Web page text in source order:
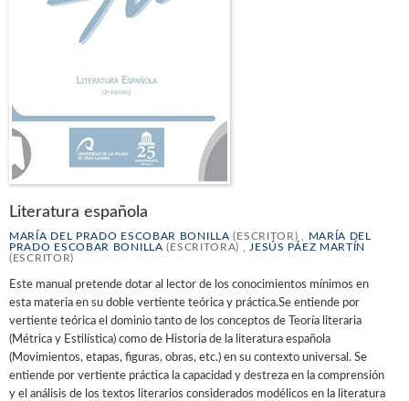
Literatura española
MARÍA DEL PRADO ESCOBAR BONILLA (ESCRITOR) ,
MARÍA DEL
PRADO ESCOBAR BONILLA (ESCRITORA) ,
JESÚS PÁEZ MARTÍN
(ESCRITOR)
Este manual pretende dotar al lector de los conocimientos mínimos en
esta materia en su doble vertiente teórica y práctica.Se entiende por
vertiente teórica el dominio tanto de los conceptos de Teoría literaria
(Métrica y Estilística) como de Historia de la literatura española
(Movimientos, etapas, figuras, obras, etc.) en su contexto universal. Se
entiende por vertiente práctica la capacidad y destreza en la comprensión
y el análisis de los textos literarios considerados modélicos en la literatura